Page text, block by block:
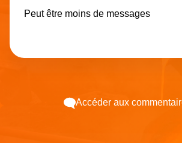
Peut être moins de messages
Accéder aux